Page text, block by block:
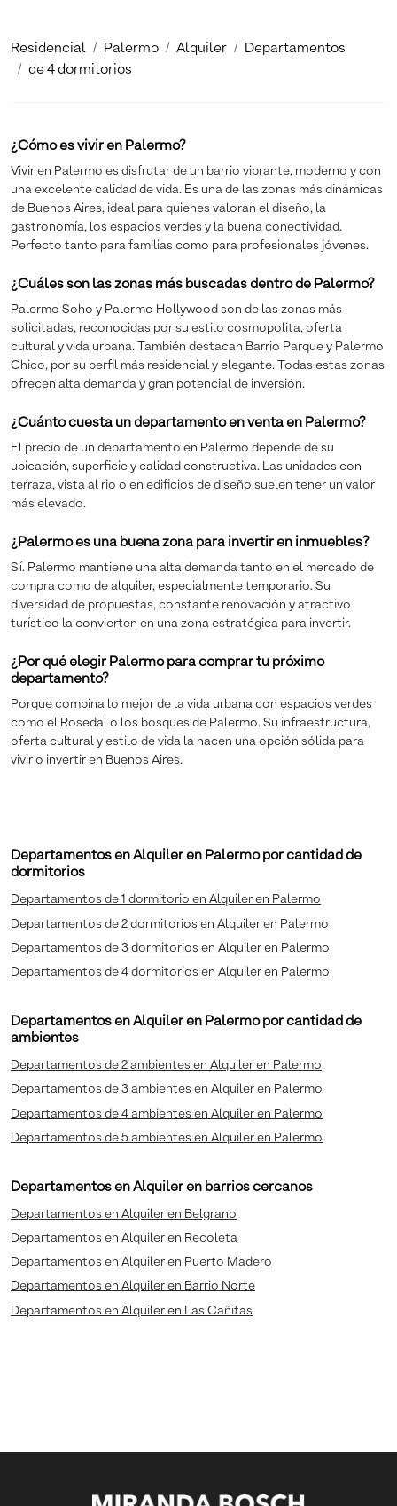
Residencial Palermo Alquiler
Departamentos
de 4 dormitorios
¿Cómo es vivir en Palermo?
Vivir en Palermo es disfrutar de un barrio vibrante, moderno y con
una excelente calidad de vida. Es una de las zonas más dinámicas
de Buenos Aires, ideal para quienes valoran el diseño, la
gastronomía, los espacios verdes y la buena conectividad.
Perfecto tanto para familias como para profesionales jóvenes.
¿Cuáles son las zonas más buscadas dentro de Palermo?
Palermo Soho y Palermo Hollywood son de las zonas más
solicitadas, reconocidas por su estilo cosmopolita, oferta
cultural y vida urbana. También destacan Barrio Parque y Palermo
Chico, por su perfil más residencial y elegante. Todas estas zonas
ofrecen alta demanda y gran potencial de inversión.
¿Cuánto cuesta un departamento en venta en Palermo?
El precio de un departamento en Palermo depende de su
ubicación, superficie y calidad constructiva. Las unidades con
terraza, vista al rio o en edificios de diseño suelen tener un valor
más elevado.
¿Palermo es una buena zona para invertir en inmuebles?
Sí. Palermo mantiene una alta demanda tanto en el mercado de
compra como de alquiler, especialmente temporario. Su
diversidad de propuestas, constante renovación y atractivo
turístico la convierten en una zona estratégica para invertir.
¿Por qué elegir Palermo para comprar tu próximo
departamento?
Porque combina lo mejor de la vida urbana con espacios verdes
como el Rosedal o los bosques de Palermo. Su infraestructura,
oferta cultural y estilo de vida la hacen una opción sólida para
vivir o invertir en Buenos Aires.
Departamentos en Alquiler en Palermo por cantidad de
dormitorios
Departamentos de 1 dormitorio en Alquiler en Palermo
Departamentos de 2 dormitorios en Alquiler en Palermo
Departamentos de 3 dormitorios en Alquiler en Palermo
Departamentos de 4 dormitorios en Alquiler en Palermo
Departamentos en Alquiler en Palermo por cantidad de
ambientes
Departamentos de 2 ambientes en Alquiler en Palermo
Departamentos de 3 ambientes en Alquiler en Palermo
Departamentos de 4 ambientes en Alquiler en Palermo
Departamentos de 5 ambientes en Alquiler en Palermo
Departamentos en Alquiler en barrios cercanos
Departamentos en Alquiler en Belgrano
Departamentos en Alquiler en Recoleta
Departamentos en Alquiler en Puerto Madero
Departamentos en Alquiler en Barrio Norte
Departamentos en Alquiler en Las Cañitas